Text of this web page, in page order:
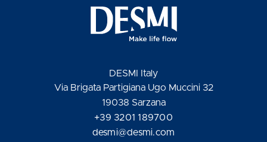
DESMI Italy
Via Brigata Partigiana Ugo Muccini 32
19038 Sarzana
+39 3201 189700
desmi@desmi.com